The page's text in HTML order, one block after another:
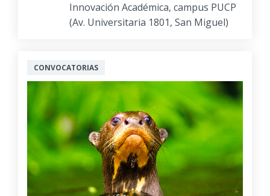
Innovación Académica, campus PUCP
(Av. Universitaria 1801, San Miguel)
CONVOCATORIAS